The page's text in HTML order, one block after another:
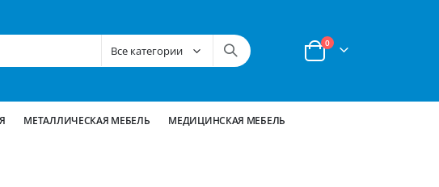
Корзина
0позиции
МЕТАЛЛИЧЕСКАЯ МЕБЕЛЬ МЕДИЦИНСКАЯ МЕБЕЛЬ